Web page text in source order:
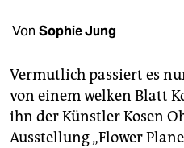
abo
genossenschaft
epaper login
Von Sophie Jung
Vermutlich passiert es
von einem welken Blatt
ihn der Künstler Kosen
Ausstellung „Flower